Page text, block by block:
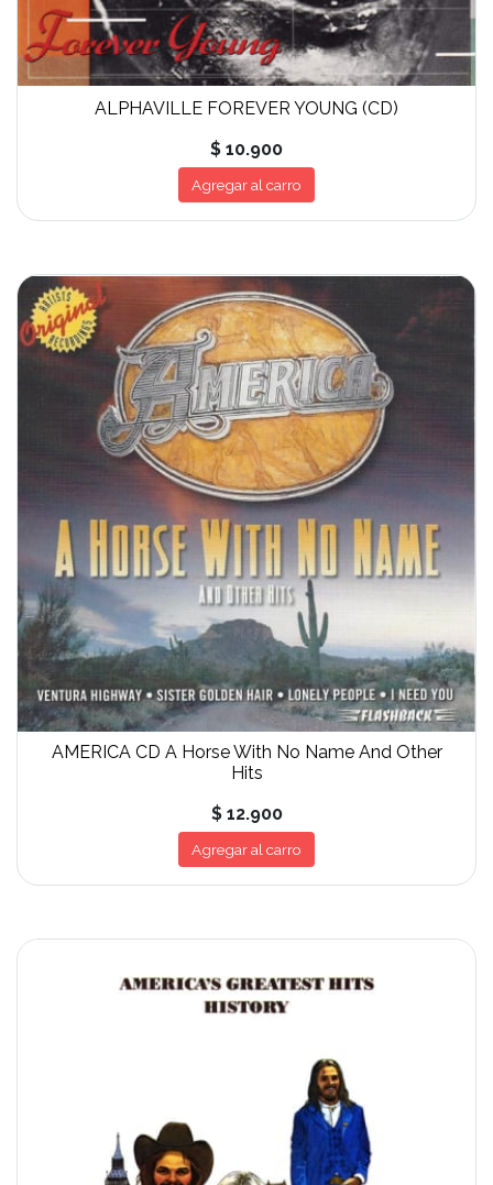
ALPHAVILLE FOREVER YOUNG (CD)
$ 10.900
Agregar al carro
AMERICA CD A Horse With No Name And Other
Hits
$ 12.900
Agregar al carro